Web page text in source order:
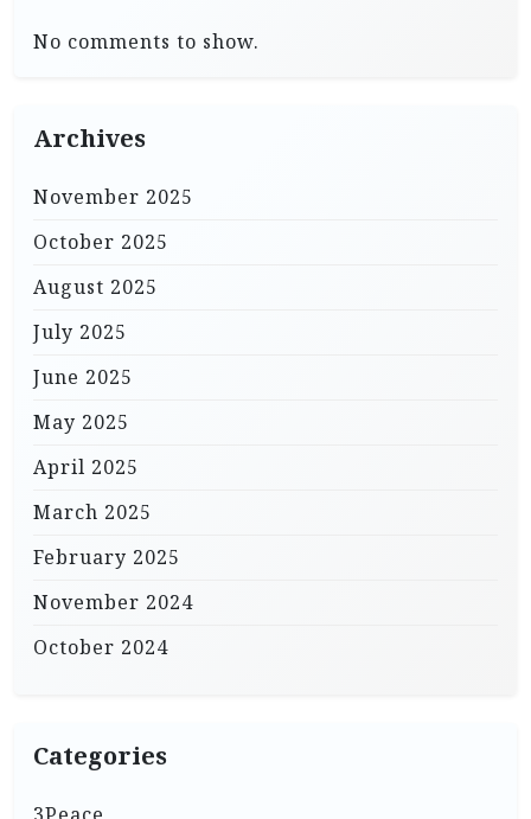
No comments to show.
Archives
November 2025
October 2025
August 2025
July 2025
June 2025
May 2025
April 2025
March 2025
February 2025
November 2024
October 2024
Categories